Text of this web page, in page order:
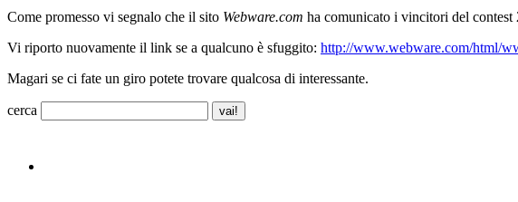
Come promesso vi segnalo che il sito Webware.com ha comunicato i vincitori del contest
Vi riporto nuovamente il link se a qualcuno è sfuggito: http://www.webware.com/html/
Magari se ci fate un giro potete trovare qualcosa di interessante.
cerca